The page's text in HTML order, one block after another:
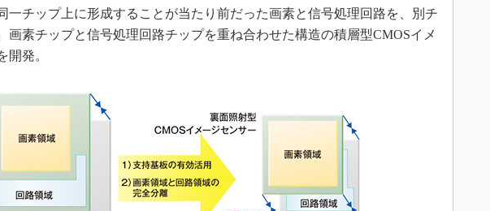
チップ上に形成することが当たり前だった画素と信号処理回路を、別チ
画素チップと信号処理回路チップを重ね合わせた構造の積層型CMOSイメ
開発。